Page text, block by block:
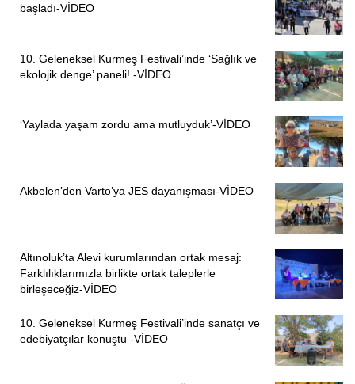
başladı-VİDEO
10. Geleneksel Kurmeş Festivali’inde ‘Sağlık ve
ekolojik denge’ paneli! -VİDEO
‘Yaylada yaşam zordu ama mutluyduk’-VİDEO
Akbelen’den Varto’ya JES dayanışması-VİDEO
Altınoluk’ta Alevi kurumlarından ortak mesaj:
Farklılıklarımızla birlikte ortak taleplerle
birleşeceğiz-VİDEO
10. Geleneksel Kurmeş Festivali’inde sanatçı ve
edebiyatçılar konuştu -VİDEO